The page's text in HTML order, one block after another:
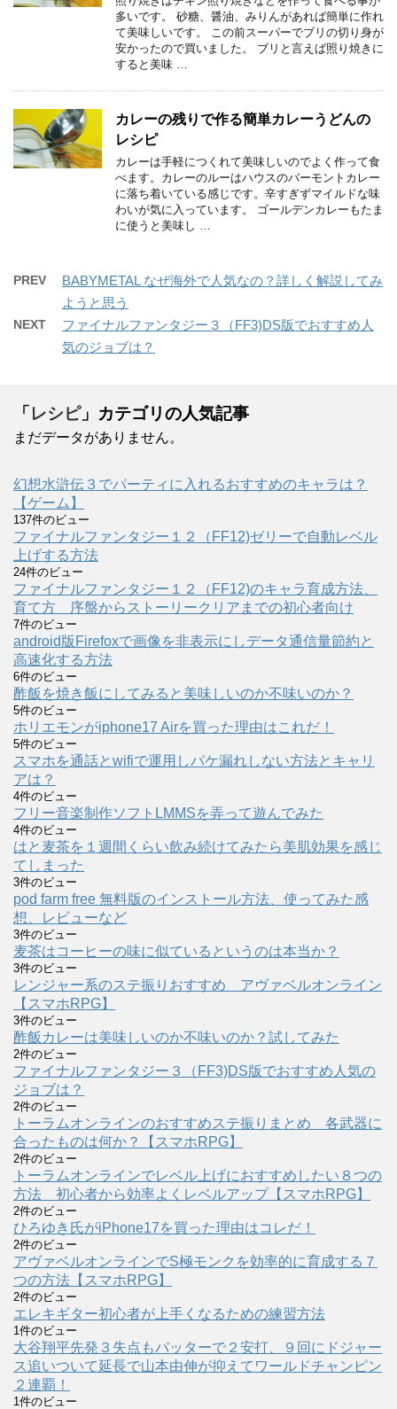
多いです。 砂糖、醤油、みりんがあれば簡単に作れ
て美味しいです。 この前スーパーでブリの切り身が
安かったので買いました。 ブリと言えば照り焼きに
すると美味 …
カレーの残りで作る簡単カレーうどんの
レシピ
カレーは手軽につくれて美味しいのでよく作って食
べます。カレーのルーはハウスのバーモントカレー
に落ち着いている感じです。辛すぎずマイルドな味
わいが気に入っています。 ゴールデンカレーもたま
に使うと美味し …
PREV
BABYMETAL なぜ海外で人気なの？詳しく解説してみ
ようと思う
NEXT
ファイナルファンタジー３（FF3)DS版でおすすめ人
気のジョブは？
「レシピ」カテゴリの人気記事
まだデータがありません。
幻想水滸伝３でパーティに入れるおすすめのキャラは？
【ゲーム】
137件のビュー
ファイナルファンタジー１２（FF12)ゼリーで自動レベル
上げする方法
24件のビュー
ファイナルファンタジー１２（FF12)のキャラ育成方法、
育て方 序盤からストーリークリアまでの初心者向け
7件のビュー
android版Firefoxで画像を非表示にしデータ通信量節約と
高速化する方法
6件のビュー
酢飯を焼き飯にしてみると美味しいのか不味いのか？
5件のビュー
ホリエモンがiphone17 Airを買った理由はこれだ！
5件のビュー
スマホを通話とwifiで運用しパケ漏れしない方法とキャリ
アは？
4件のビュー
フリー音楽制作ソフトLMMSを弄って遊んでみた
4件のビュー
はと麦茶を１週間くらい飲み続けてみたら美肌効果を感じ
てしまった
3件のビュー
pod farm free 無料版のインストール方法、使ってみた感
想、レビューなど
3件のビュー
麦茶はコーヒーの味に似ているというのは本当か？
3件のビュー
レンジャー系のステ振りおすすめ アヴァベルオンライン
【スマホRPG】
3件のビュー
酢飯カレーは美味しいのか不味いのか？試してみた
2件のビュー
ファイナルファンタジー３（FF3)DS版でおすすめ人気の
ジョブは？
2件のビュー
トーラムオンラインのおすすめステ振りまとめ 各武器に
合ったものは何か？【スマホRPG】
2件のビュー
トーラムオンラインでレベル上げにおすすめしたい８つの
方法 初心者から効率よくレベルアップ【スマホRPG】
2件のビュー
ひろゆき氏がiPhone17を買った理由はコレだ！
2件のビュー
アヴァベルオンラインでS極モンクを効率的に育成する７
つの方法【スマホRPG】
2件のビュー
エレキギター初心者が上手くなるための練習方法
1件のビュー
大谷翔平先発３失点もバッターで２安打、９回にドジャー
ス追いついて延長で山本由伸が抑えてワールドチャンピン
２連覇！
1件のビュー